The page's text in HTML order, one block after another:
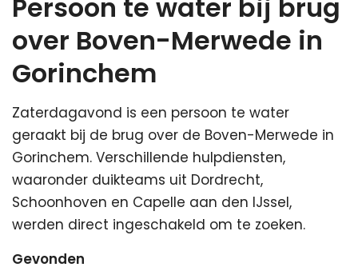
Persoon te water bij brug
over Boven-Merwede in
Gorinchem
Zaterdagavond is een persoon te water
geraakt bij de brug over de Boven-Merwede in
Gorinchem. Verschillende hulpdiensten,
waaronder duikteams uit Dordrecht,
Schoonhoven en Capelle aan den IJssel,
werden direct ingeschakeld om te zoeken.
Gevonden